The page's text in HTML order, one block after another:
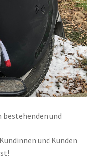
bestehenden und
und Kunden